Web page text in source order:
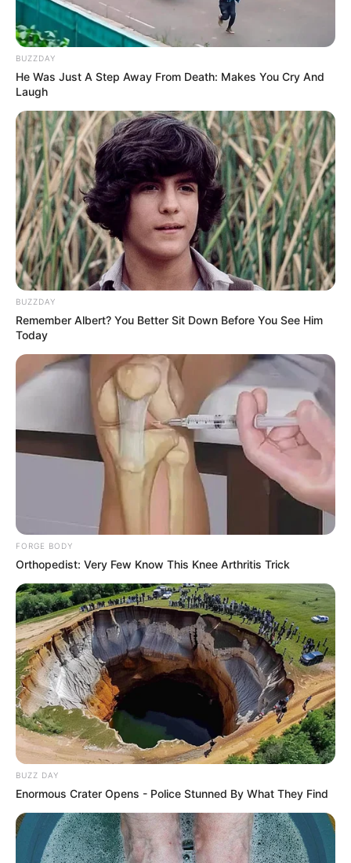
BUZZDAY
He Was Just A Step Away From Death: Makes You Cry And
Laugh
BUZZDAY
Remember Albert? You Better Sit Down Before You See Him
Today
FORGE BODY
Orthopedist: Very Few Know This Knee Arthritis Trick
BUZZ DAY
Enormous Crater Opens - Police Stunned By What They Find